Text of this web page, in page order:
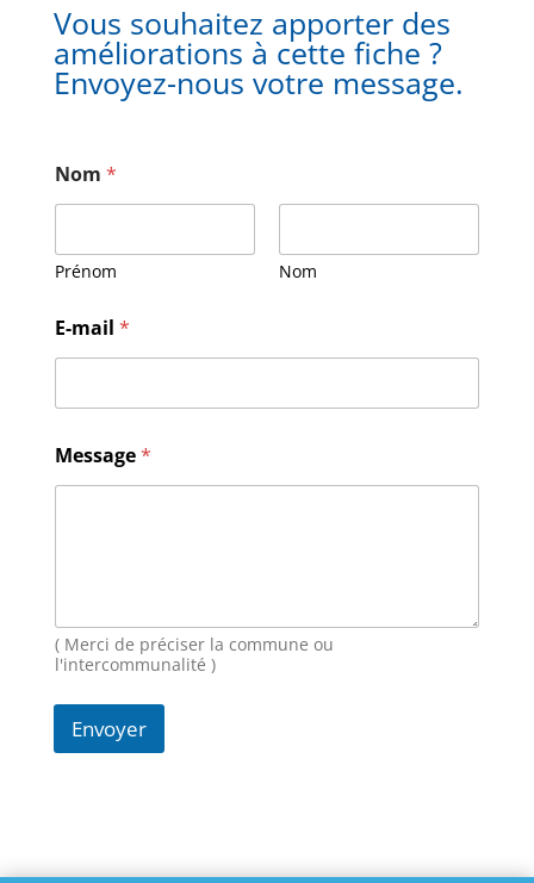
Vous souhaitez apporter des
améliorations à cette fiche ?
Envoyez-nous votre message.
Nom *
Prénom Nom
-
m
i
M
e
s
o
m
E-mail *
Message*
( Merci de préciser la commune ou
l'intercommunalité )
Envoyer